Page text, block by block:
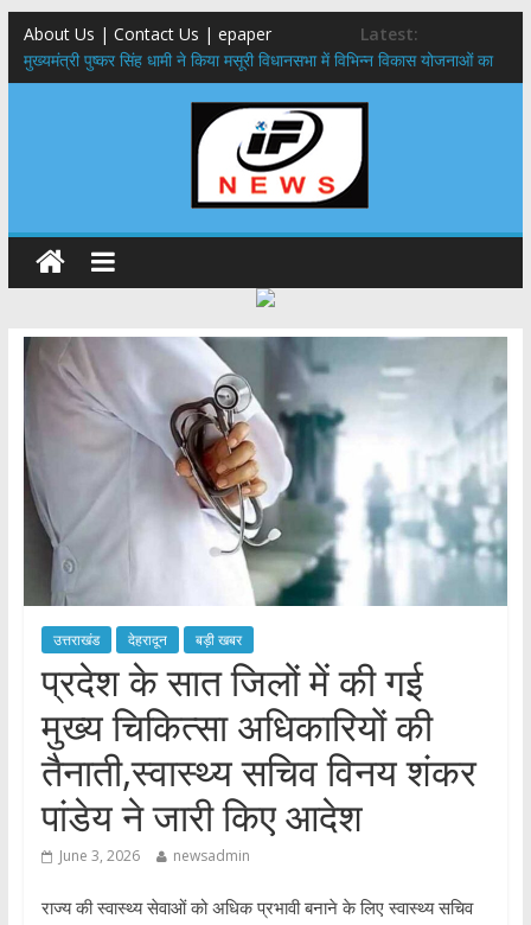
About Us | Contact Us | epaper
Latest:
मुख्यमंत्री पुष्कर सिंह धामी ने किया मसूरी विधानसभा में विभिन्न विकास योजनाओं का
लोकार्पण – शिलान्यास
एमडीडीए बोर्ड बैठक, देहरादून और मसूरी के विकास के लिए 25 बड़े प्रस्तावों को मिली
बुजुर्ग-दिव्यांगों के घर जाएंगे बीएलओ, करेंगे नोटिसों का निस्तारण
​देहरादून में 11 अगस्त को लगेगा एक दिवसीय रोजगार मेला, 559 पदों पर होगी भर्ती
पुष्पवर्षा और चरण प्रक्षालन के साथ देवभूमि ने किया शिवभक्त कांवड़ियों का
अभिनंदन,मुख्यमंत्री ने स्वास्थ्य सेवा शिविर का किया शुभारंभ, श्रद्धालुओं को अपने
हाथों से परोसा भोजन
उत्तराखंड देहरादून बड़ी खबर
प्रदेश के सात जिलों में की गई
मुख्य चिकित्सा अधिकारियों की
तैनाती,स्वास्थ्य सचिव विनय शंकर
पांडेय ने जारी किए आदेश
June 3, 2026 newsadmin
राज्य की स्वास्थ्य सेवाओं को अधिक प्रभावी बनाने के लिए स्वास्थ्य सचिव